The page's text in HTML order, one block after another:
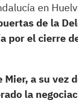
en
de la
por el cierre
Mier, a su vez
la